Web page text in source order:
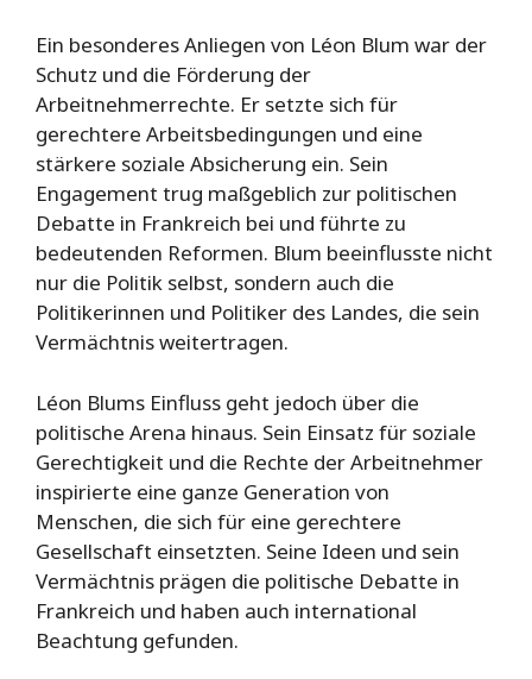
Ein besonderes Anliegen von Léon Blum war der
Schutz und die Förderung der
Arbeitnehmerrechte. Er setzte sich für
gerechtere Arbeitsbedingungen und eine
stärkere soziale Absicherung ein. Sein
Engagement trug maßgeblich zur politischen
Debatte in Frankreich bei und führte zu
bedeutenden Reformen. Blum beeinflusste nicht
nur die Politik selbst, sondern auch die
Politikerinnen und Politiker des Landes, die sein
Vermächtnis weitertragen.
Léon Blums Einfluss geht jedoch über die
politische Arena hinaus. Sein Einsatz für soziale
Gerechtigkeit und die Rechte der Arbeitnehmer
inspirierte eine ganze Generation von
Menschen, die sich für eine gerechtere
Gesellschaft einsetzten. Seine Ideen und sein
Vermächtnis prägen die politische Debatte in
Frankreich und haben auch international
Beachtung gefunden.